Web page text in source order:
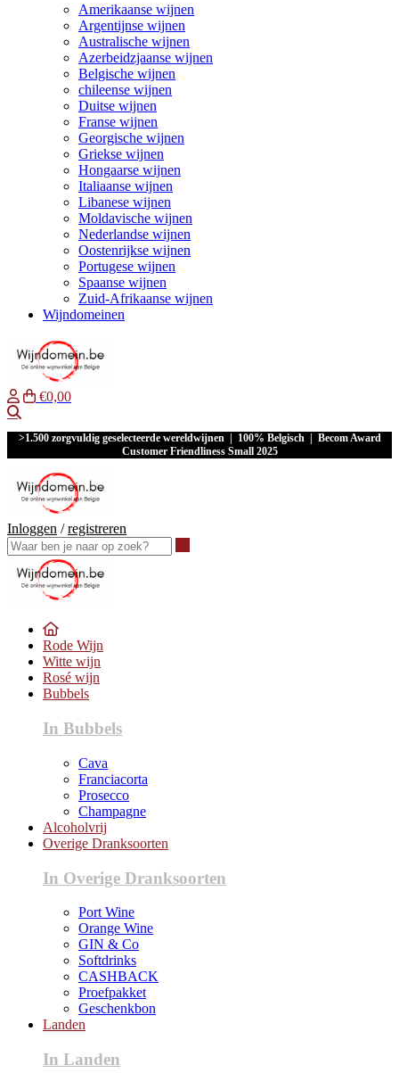
Amerikaanse wijnen
Argentijnse wijnen
Australische wijnen
Azerbeidzjaanse wijnen
Belgische wijnen
chileense wijnen
Duitse wijnen
Franse wijnen
Georgische wijnen
Griekse wijnen
Hongaarse wijnen
Italiaanse wijnen
Libanese wijnen
Moldavische wijnen
Nederlandse wijnen
Oostenrijkse wijnen
Portugese wijnen
Spaanse wijnen
Zuid-Afrikaanse wijnen
Wijndomeinen
€0,00
>1.500 zorgvuldig geselecteerde wereldwijnen | 100% Belgisch | Becom Award
Customer Friendliness Small 2025
Inloggen /registreren
Rode Wijn
Witte wijn
Rosé wijn
Bubbels
In Bubbels
Cava
Franciacorta
Prosecco
Champagne
Alcoholvrij
Overige Dranksoorten
In Overige Dranksoorten
Port Wine
Orange Wine
GIN & Co
Softdrinks
CASHBACK
Proefpakket
Geschenkbon
Landen
In Landen